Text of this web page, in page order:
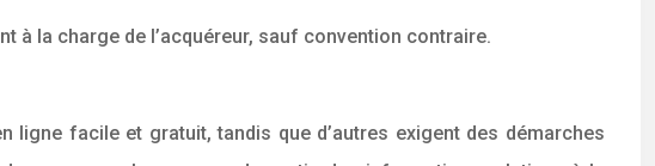
à la charge de l’acquéreur, sauf convention contraire.
ligne facile et gratuit, tandis que d’autres exigent des démarches